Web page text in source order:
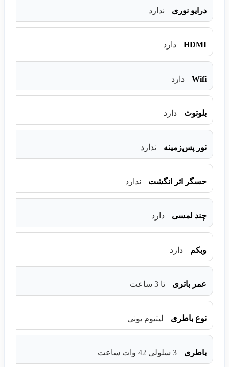
درایو نوری ندارد
HDMI دارد
Wifi دارد
بلوتوث دارد
نور پس‌زمینه ندارد
حسگر اثر انگشت ندارد
چند لمسی دارد
وبکم دارد
عمر باتری تا 3 ساعت
نوع باطری لیتیوم یونی
باطری 3 سلولی 42 وات ساعت